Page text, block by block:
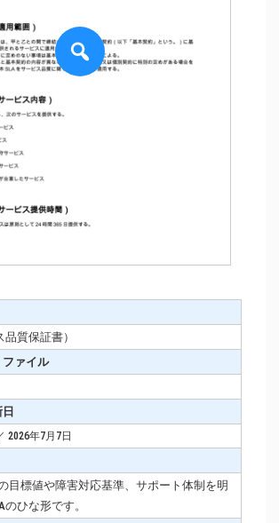
質保証書）
ファイル
2026年7月7日
目標値や障害対応基準、サポート体制を明
ひな形です。